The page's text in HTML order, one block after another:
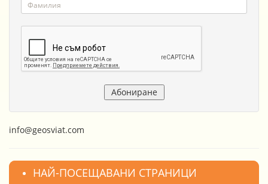
info@geosviat.com
НАЙ-ПОСЕЩАВАНИ СТРАНИЦИ